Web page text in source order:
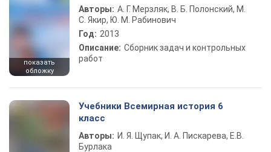
показать
обложку
Авторы: А. Г. Мерзляк, В. Б. Полонский, М.
С. Якир, Ю. М. Рабинович
Год: 2013
Описание: Сборник задач и контрольных
работ
Учебники Всемирная история 6
класс
Авторы: И. Я. Щупак, И. А. Пискарева, Е.В.
Бурлака